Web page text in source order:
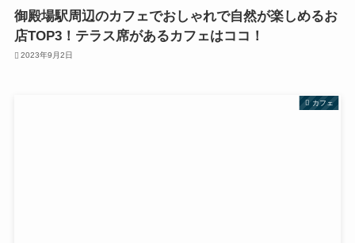
御殿場駅周辺のカフェでおしゃれで自然が楽しめるお
店TOP3！テラス席があるカフェはココ！
2023年9月2日
カフェ